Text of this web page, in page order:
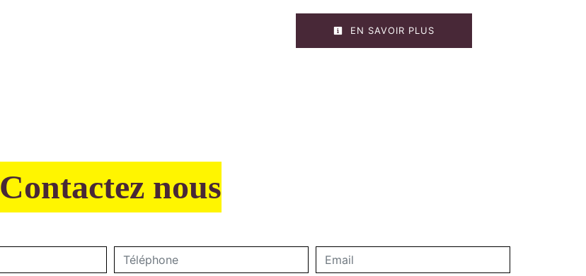
EN SAVOIR PLUS
Contactez nous